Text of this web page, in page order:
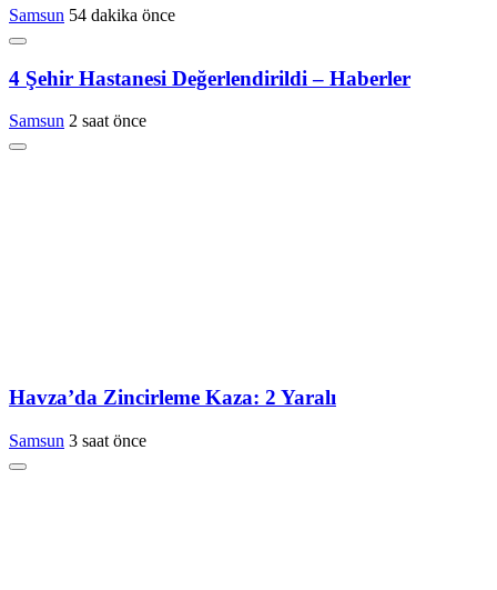
Samsun 54 dakika önce
4 Şehir Hastanesi Değerlendirildi – Haberler
Samsun 2 saat önce
Havza’da Zincirleme Kaza: 2 Yaralı
Samsun 3 saat önce